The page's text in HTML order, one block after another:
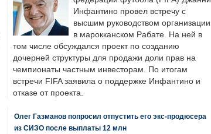
Инфантино провел встречу с
высшим руководством организации
в марокканском Рабате. На ней в
том числе обсуждался проект по созданию
дочерней структуры для продажи доли прав на
чемпионаты частным инвесторам. По итогам
встречи FIFA заявила о поддержке Инфантино и
отказе от проекта.
Олег Газманов попросил отпустить его экс-продюсера
из СИЗО после выплаты 12 млн